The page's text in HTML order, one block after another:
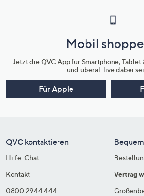
Mobil
Jetzt die QVC App für Smartphone, Tablet
und überall live dabei
Für Apple
QVC kontaktieren
Hilfe-Chat
Kontakt
0800 2944 444
Vertrag